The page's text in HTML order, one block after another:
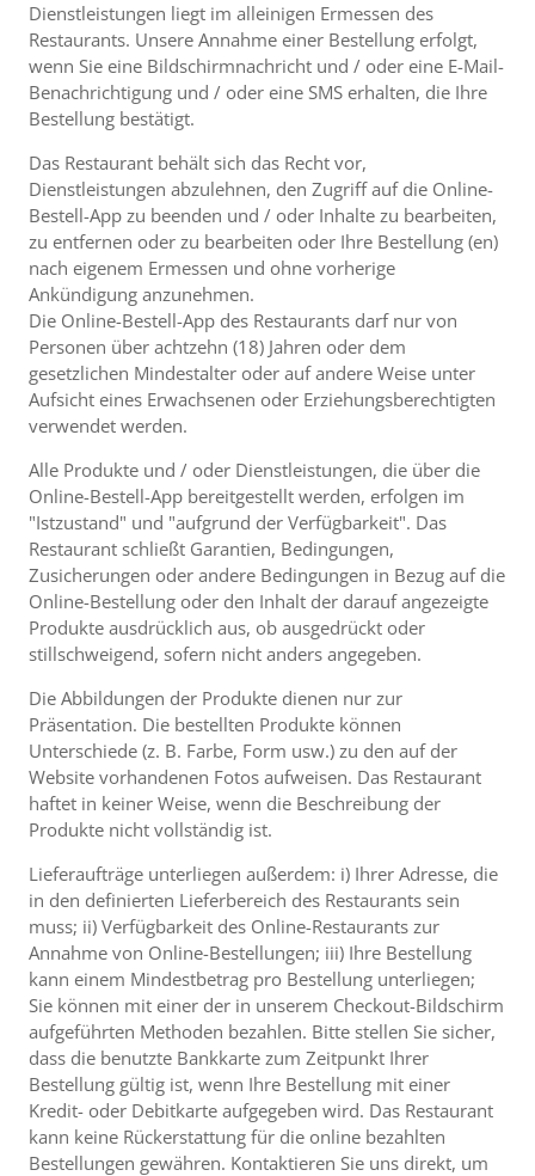
Dienstleistungen liegt im alleinigen Ermessen des
Restaurants. Unsere Annahme einer Bestellung erfolgt,
wenn Sie eine Bildschirmnachricht und / oder eine E-Mail-
Benachrichtigung und / oder eine SMS erhalten, die Ihre
Bestellung bestätigt.
Das Restaurant behält sich das Recht vor,
Dienstleistungen abzulehnen, den Zugriff auf die Online-
Bestell-App zu beenden und / oder Inhalte zu bearbeiten,
zu entfernen oder zu bearbeiten oder Ihre Bestellung (en)
nach eigenem Ermessen und ohne vorherige
Ankündigung anzunehmen.
Die Online-Bestell-App des Restaurants darf nur von
Personen über achtzehn (18) Jahren oder dem
gesetzlichen Mindestalter oder auf andere Weise unter
Aufsicht eines Erwachsenen oder Erziehungsberechtigten
verwendet werden.
Alle Produkte und / oder Dienstleistungen, die über die
Online-Bestell-App bereitgestellt werden, erfolgen im
"Istzustand" und "aufgrund der Verfügbarkeit". Das
Restaurant schließt Garantien, Bedingungen,
Zusicherungen oder andere Bedingungen in Bezug auf die
Online-Bestellung oder den Inhalt der darauf angezeigte
Produkte ausdrücklich aus, ob ausgedrückt oder
stillschweigend, sofern nicht anders angegeben.
Die Abbildungen der Produkte dienen nur zur
Präsentation. Die bestellten Produkte können
Unterschiede (z. B. Farbe, Form usw.) zu den auf der
Website vorhandenen Fotos aufweisen. Das Restaurant
haftet in keiner Weise, wenn die Beschreibung der
Produkte nicht vollständig ist.
Lieferaufträge unterliegen außerdem: i) Ihrer Adresse, die
in den definierten Lieferbereich des Restaurants sein
muss; ii) Verfügbarkeit des Online-Restaurants zur
Annahme von Online-Bestellungen; iii) Ihre Bestellung
kann einem Mindestbetrag pro Bestellung unterliegen;
Sie können mit einer der in unserem Checkout-Bildschirm
aufgeführten Methoden bezahlen. Bitte stellen Sie sicher,
dass die benutzte Bankkarte zum Zeitpunkt Ihrer
Bestellung gültig ist, wenn Ihre Bestellung mit einer
Kredit- oder Debitkarte aufgegeben wird. Das Restaurant
kann keine Rückerstattung für die online bezahlten
Bestellungen gewähren. Kontaktieren Sie uns direkt, um